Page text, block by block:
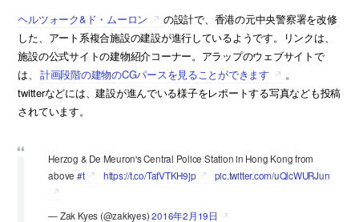
ヘルツォーク&ド・ムーロン
の設計で、香港の元中央警察署を改修
した、アート系複合施設の建設が進行しているようです。リンクは、
施設の公式サイトの建物紹介コーナー。アラップのウェブサイトで
は、
計画段階の建物のCGパースを見ることができます
。
twitterなどには、建設が進んでいる様子をレポートする写真なども投稿
されています。
Herzog & De Meuron's Central Police Station in Hong Kong from
above#t https://t.co/TafVTKH9jp pic.twitter.com/uQlcWURJun
— Zak Kyes (@zakkyes)2016年2月19日